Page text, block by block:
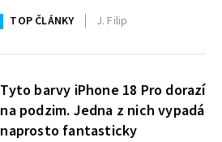
TOP ČLÁNKY J. Filip
Tyto barvy iPhone 18 Pro dorazí
na podzim. Jedna z nich vypadá
naprosto fantasticky